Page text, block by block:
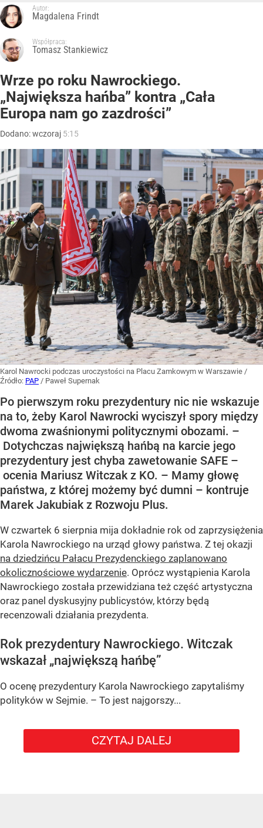
Autor:
Magdalena Frindt
Współpraca:
Tomasz Stankiewicz
Wrze po roku Nawrockiego.
„Największa hańba” kontra „Cała
Europa nam go zazdrości”
Dodano:wczoraj 5:15
Karol Nawrocki podczas uroczystości na Placu Zamkowym w Warszawie /
Źródło: PAP / Paweł Supernak
Po pierwszym roku prezydentury nic nie wskazuje
na to, żeby Karol Nawrocki wyciszył spory między
dwoma zwaśnionymi politycznymi obozami. –
Dotychczas największą hańbą na karcie jego
prezydentury jest chyba zawetowanie SAFE –
ocenia Mariusz Witczak z KO. – Mamy głowę
państwa, z której możemy być dumni – kontruje
Marek Jakubiak z Rozwoju Plus.
W czwartek 6 sierpnia mija dokładnie rok od zaprzysiężenia
Karola Nawrockiego na urząd głowy państwa. Z tej okazji
na dziedzińcu Pałacu Prezydenckiego zaplanowano
okolicznościowe wydarzenie. Oprócz wystąpienia Karola
Nawrockiego została przewidziana też część artystyczna
oraz panel dyskusyjny publicystów, którzy będą
recenzowali działania prezydenta.
Rok prezydentury Nawrockiego. Witczak
wskazał „największą hańbę”
O ocenę prezydentury Karola Nawrockiego zapytaliśmy
polityków w Sejmie. – To jest najgorszy...
CZYTAJ DALEJ